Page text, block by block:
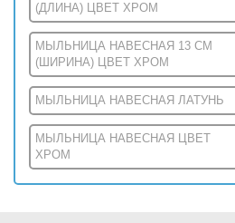
(ДЛИНА) ЦВЕТ ХРОМ
МЫЛЬНИЦА НАВЕСНАЯ 13 СМ
(ШИРИНА) ЦВЕТ ХРОМ
МЫЛЬНИЦА НАВЕСНАЯ ЛАТУНЬ
МЫЛЬНИЦА НАВЕСНАЯ ЦВЕТ
ХРОМ